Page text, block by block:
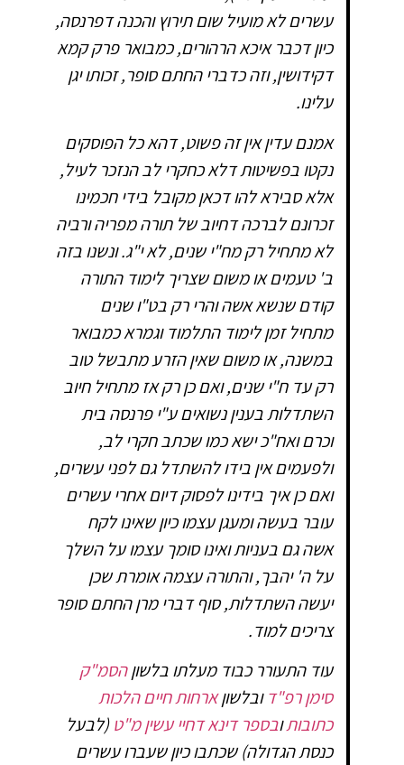
עשרים לא מועיל שום תירוץ והכנה דפרנסה,
כיון דכבר איכא הרהורים, כמבואר פרק קמא
דקידושין, וזה כדברי החתם סופר, זכותו יגן
עלינו.
אמנם עדין אין זה פשוט, דהא כל הפוסקים
נקטו בפשיטות דלא כחקרי לב הנזכר לעיל,
אלא סבירא להו דכאן מקובל בידי חכמינו
זכרונם לברכה דחיוב של תורה מפריה ורביה
לא מתחיל רק מח"י שנים, לא י"ג. ונשנו בזה
ב' טעמים או משום שצריך לימוד התורה
קודם שנשא אשה והרי רק בט"ו שנים
מתחיל זמן לימוד התלמוד וגמרא כמבואר
במשנה, או משום שאין הזרע מתבשל טוב
רק עד ח"י שנים, ואם כן רק אז מתחיל חיוב
השתדלות בענין נשואים ע"י פרנסה בית
וכרם ואח"כ ישא כמו שכתב חקרי לב,
ולפעמים אין בידו להשתדל גם לפני עשרים,
ואם כן איך בידינו לפסוק דיום אחרי עשרים
עובר בעשה ומעגן עצמו כיון שאינו לקח
אשה גם בעניות ואינו סומך עצמו על השלך
על ה' יהבך, והתורה עצמה אומרת שכן
יעשה השתדלות, סוף דברי מרן החתם סופר
צריכים למוד.
עוד התעורר כבוד מעלתו בלשוןהסמ"ק
סימן רפ"דובלשוןארחות חיים הלכות
כתובותובספר דינא דחיי עשין מ"ט(לבעל
כנסת הגדולה) שכתבו כיון שעברו עשרים